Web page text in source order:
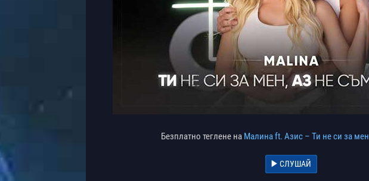
Безплатно теглене на Малина ft. Азис – Ти не си за мен
СЛУШАЙ